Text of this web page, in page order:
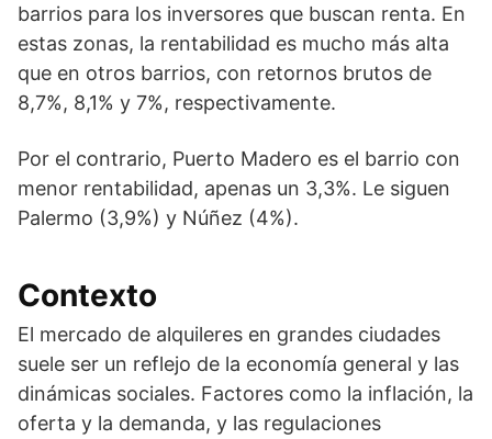
barrios para los inversores que buscan renta. En
estas zonas, la rentabilidad es mucho más alta
que en otros barrios, con retornos brutos de
8,7%, 8,1% y 7%, respectivamente.
Por el contrario, Puerto Madero es el barrio con
menor rentabilidad, apenas un 3,3%. Le siguen
Palermo (3,9%) y Núñez (4%).
Contexto
El mercado de alquileres en grandes ciudades
suele ser un reflejo de la economía general y las
dinámicas sociales. Factores como la inflación, la
oferta y la demanda, y las regulaciones